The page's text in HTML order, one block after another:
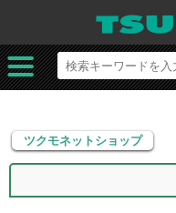
ツクモネットショップ
ツクモネットショップ